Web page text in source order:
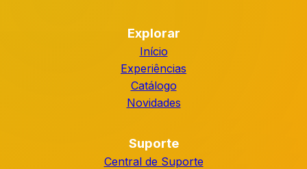
Explorar
Início
Experiências
Catálogo
Novidades
Suporte
Central de Suporte